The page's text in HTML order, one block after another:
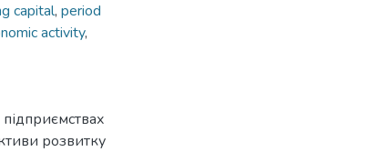
capital, period
activity,
розвитку